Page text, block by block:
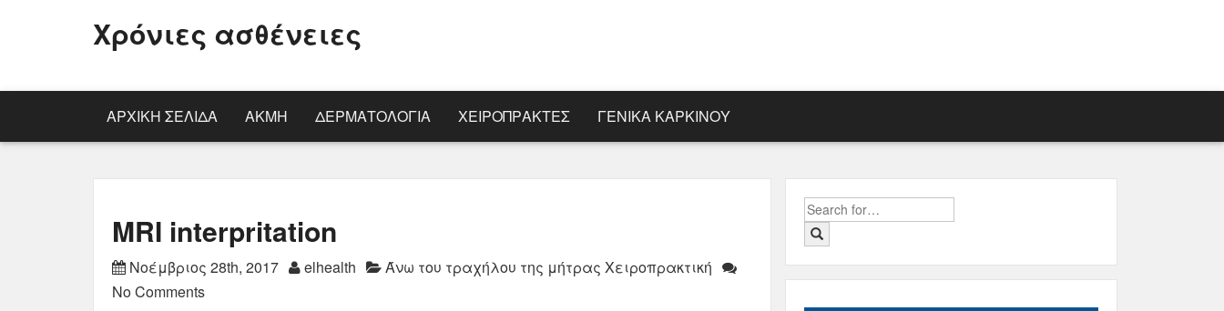
Χρόνιες ασθένειες
ΑΡΧΙΚΉ ΣΕΛΊΔΑ ΑΚΜΉ ΔΕΡΜΑΤΟΛΟΓΊΑ ΧΕΙΡΟΠΡΆΚΤΕΣ ΓΕΝΙΚΆ ΚΑΡΚΊΝΟΥ
MRI interpritation
Νοέμβριος 28th, 2017 elhealth
Άνω του τραχήλου της μήτρας Χειροπρακτική
No Comments
Search
for: